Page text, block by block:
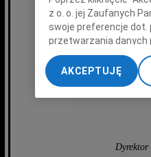
Żegnając
Dyrektor
z o. o. jej Zaufanych
swoje preferencje dot.
przetwarzania danych
„Ustawienia
My, nasi Zaufani
dokładnych danych
Przechowywanie
treści, badnie
AKCEPTUJĘ